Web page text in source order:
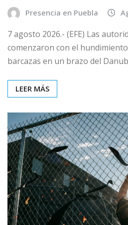
Presencia en Puebla
7 agosto 2026.- (EFE) Las
comenzaron con el
barcazas en un brazo del
LEER MÁS